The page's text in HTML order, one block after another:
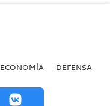
ECONOMÍA DEFENSA